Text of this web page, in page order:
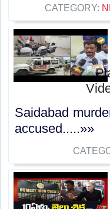
CATEGORY:
Saidabad
accused.....»»